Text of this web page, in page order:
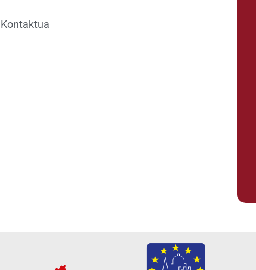
Kontaktua